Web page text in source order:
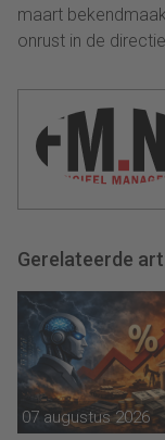
maart
onrust in de directie.
Gerelateerde
07 augustus 2026